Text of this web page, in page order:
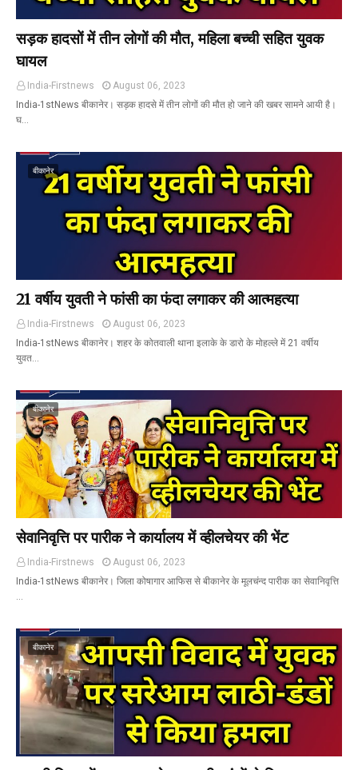
सड़क हादसों में तीन लोगों की मौत, महिला बच्ची सहित युवक
घायल
India-Firstnews
August 06, 2023
India-1stNews बीकानेर। सड़क हादसे में तीन लोगों की मौत हो जाने की खबर सामने आयी है।
घ…
बीकानेर
21 वर्षीय युवती ने फांसी का फंदा लगाकर की आत्महत्या
India-Firstnews
August 06, 2023
India-1stNews बीकानेर। शहर के कोतवाली थाना इलाके के डारो के मोहल्ले में 21 वर्षीय
युवत…
बीकानेर
सेवानिवृत्ति पर पारीक ने कार्यालय में व्हीलचेयर की भेंट
India-Firstnews
August 06, 2023
India-1stNews बीकानेर। जिला कोषागार आफिस से बीकानेर के मूलचंन्द पारीक का सेवानिवृत्ति
…
बीकानेर